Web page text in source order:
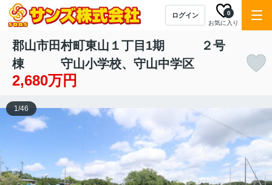
ログイン
お気に入り
0
郡山市田村町東山１丁目1期 ２号
棟 守山小学校、守山中学区
2,680万円
1/46